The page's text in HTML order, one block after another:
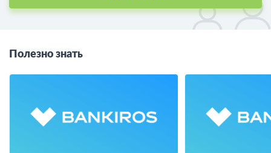
Полезно знать